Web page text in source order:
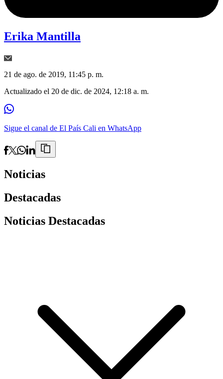
Erika Mantilla
21 de ago. de 2019, 11:45 p. m.
Actualizado el 20 de dic. de 2024, 12:18 a. m.
Sigue el canal de El País Cali en WhatsApp
Noticias
Destacadas
Noticias Destacadas